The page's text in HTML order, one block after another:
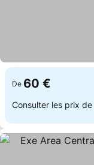
De 60 €
Consulter les prix de